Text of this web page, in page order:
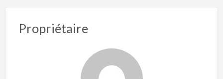
Propriétaire